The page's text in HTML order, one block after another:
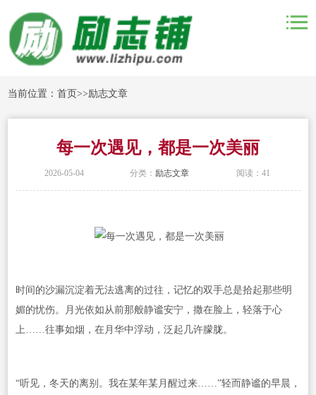
当前位置：首页>>励志文章
每一次遇见，都是一次美丽
2026-05-04 分类： 励志文章 阅读：41
时间的沙漏沉淀着无法逃离的过往，记忆的双手总是拾起那些明
媚的忧伤。月光依如从前那般静谧安宁，撒在脸上，轻落于心
上……往事如烟，在月华中浮动，泛起几许朦胧。
“听见，冬天的离别。我在某年某月醒过来……”轻而静谧的早晨，